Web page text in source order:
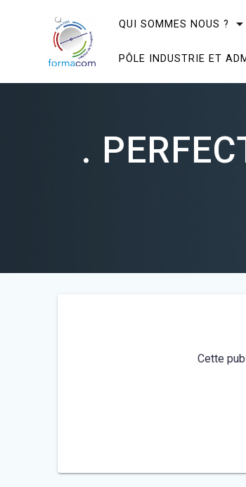
QUI SOMMES NOUS ?
PÔLE INDUSTRIE ET
.
Cette